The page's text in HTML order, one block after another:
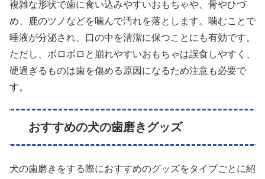
複雑な形状で歯に食い込みやすいおもちゃや、骨やひづ
め、鹿のツノなどを噛んで汚れを落とします。噛むことで
唾液が分泌され、口の中を清潔に保つことにも有効です。
ただし、ボロボロと崩れやすいおもちゃは誤食しやすく、
硬過ぎるものは歯を傷める原因になるため注意も必要で
す。
おすすめの犬の歯磨きグッズ
犬の歯磨きをする際におすすめのグッズをタイプごとに紹